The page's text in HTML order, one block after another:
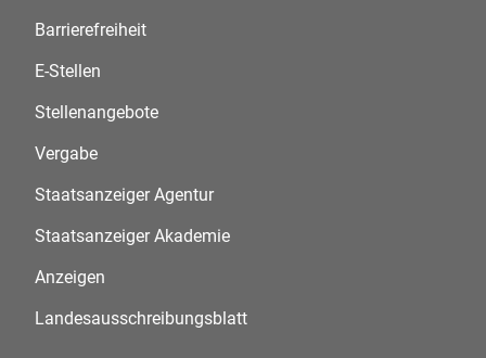
Barrierefreiheit
E-Stellen
Stellenangebote
Vergabe
Staatsanzeiger Agentur
Staatsanzeiger Akademie
Anzeigen
Landesausschreibungsblatt